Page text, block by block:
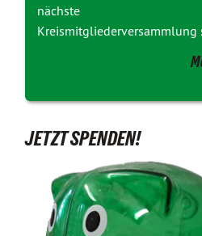
nächste
Kreismitgliederversammlung
JETZT SPENDEN!